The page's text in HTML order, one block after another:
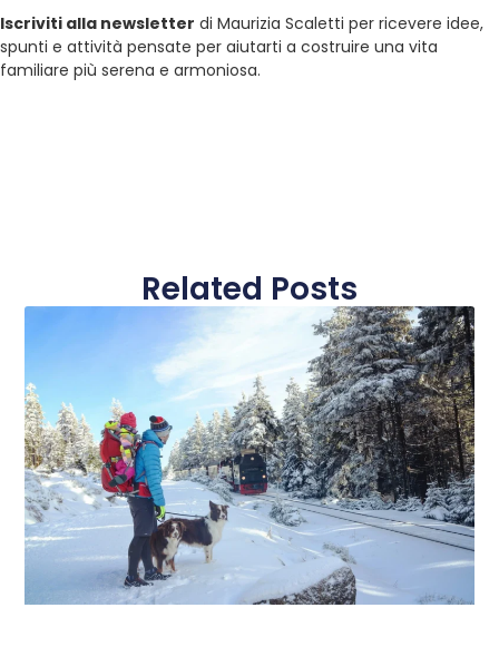
Iscriviti alla newsletter di Maurizia Scaletti per ricevere idee,
spunti e attività pensate per aiutarti a costruire una vita
familiare più serena e armoniosa.
Related Posts